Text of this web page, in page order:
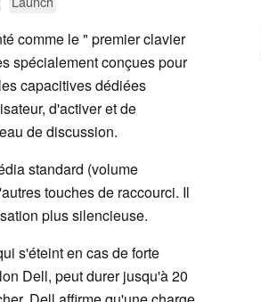
comme le " premier clavier
spécialement conçues pour
capacitives dédiées
d'activer et de
de discussion.
standard (volume
touches de raccourci. Il
plus silencieuse.
s'éteint en cas de forte
Dell, peut durer jusqu'à 20